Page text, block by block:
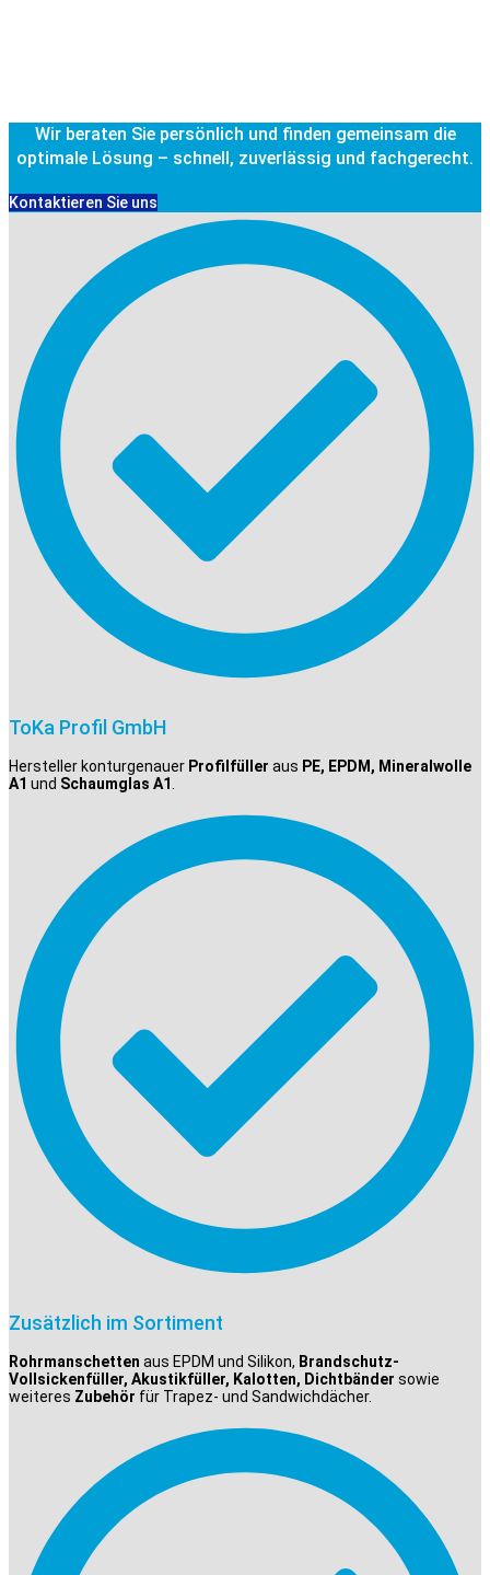
Wir beraten Sie persönlich und finden gemeinsam die
optimale Lösung – schnell, zuverlässig und fachgerecht.
Kontaktieren Sie uns
ToKa Profil GmbH
Hersteller konturgenauer Profilfüller aus PE, EPDM, Mineralwolle
A1 und Schaumglas A1.
Zusätzlich im Sortiment
Rohrmanschetten aus EPDM und Silikon, Brandschutz-
Vollsickenfüller, Akustikfüller, Kalotten, Dichtbänder sowie
weiteres Zubehör für Trapez- und Sandwichdächer.